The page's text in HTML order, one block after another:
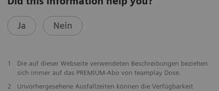
Ja Nein
1
Die auf dieser Webseite verwendeten Beschreibungen beziehen
sich immer auf das PREMIUM-Abo von teamplay Dose.
2
Unvorhergesehene Ausfallzeiten können die Verfügbarkeit